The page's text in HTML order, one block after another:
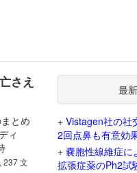
さえ
とめ
ィ
237 文
最
+ Vistagen社の社
2回点鼻も有意効
+ 嚢胞性線維症に
拡張症薬のPh2試